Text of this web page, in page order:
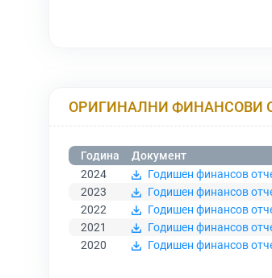
ОРИГИНАЛНИ ФИНАНСОВИ
Година
Документ
2024
Годишен финансов
2023
Годишен финансов
2022
Годишен финансов
2021
Годишен финансов
2020
Годишен финансов